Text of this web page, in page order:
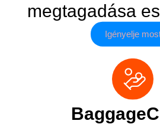
megtagadása
Igényelje